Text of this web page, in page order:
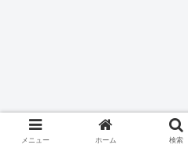
メニュー ホーム 検索